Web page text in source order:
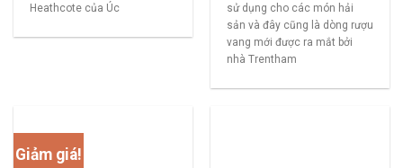
Heathcote của Úc
sử dụng cho các món hải
sản và đây cũng là dòng rượu
vang mới được ra mắt bởi
nhà Trentham
Giảm giá!